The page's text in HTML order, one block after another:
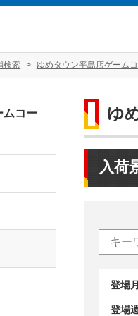
検索 ゆめタウン平島店ゲーム
ゆ
入荷
登
登
ムコー